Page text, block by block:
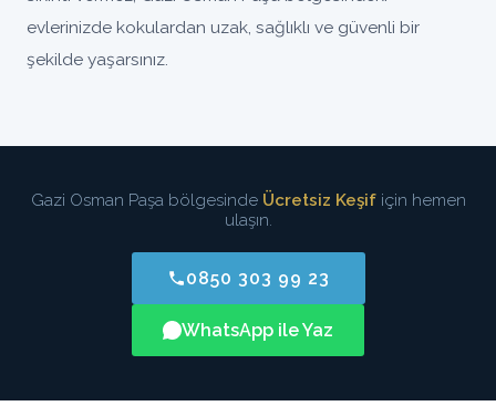
evlerinizde kokulardan uzak, sağlıklı ve güvenli bir
şekilde yaşarsınız.
Gazi Osman Paşa bölgesinde Ücretsiz Keşifiçin hemen
ulaşın.
0850 303 99 23
WhatsApp ile Yaz